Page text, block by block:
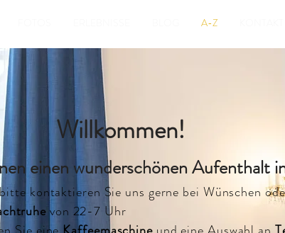
A-Z
Willkommen!
einen wunderschönen Aufenthalt
kontaktieren Sie uns gerne bei Wünschen
von 22-7 Uhr